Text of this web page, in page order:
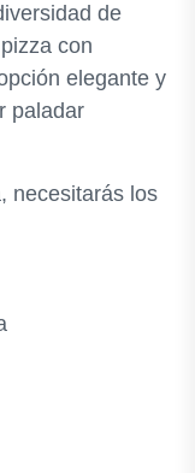
de
con
elegante y
paladar
necesitarás los